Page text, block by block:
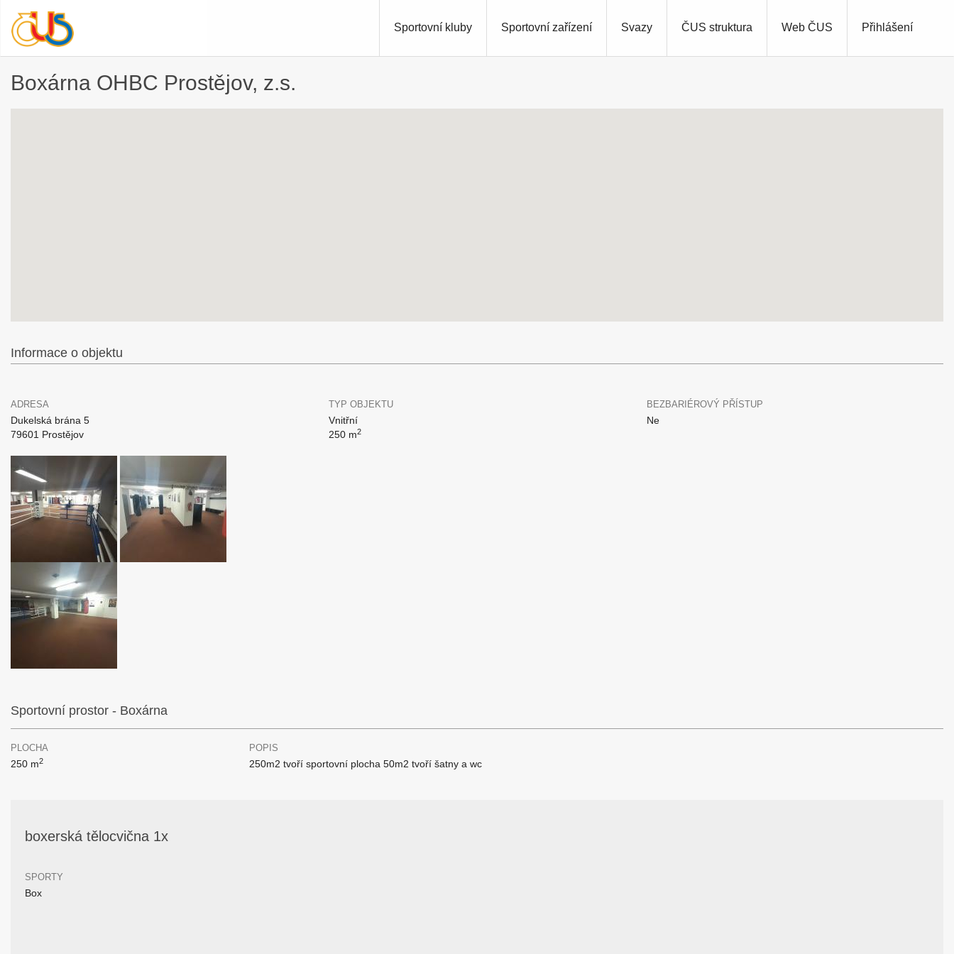
Přihlášení
Sportovní kluby Sportovní zařízení Svazy ČUS struktura Web ČUS
Boxárna OHBC Prostějov, z.s.
Informace o objektu
ADRESA
Dukelská brána 5
79601 Prostějov
TYP OBJEKTU
Vnitřní
250 m2
BEZBARIÉROVÝ PŘÍSTUP
Ne
Sportovní prostor - Boxárna
PLOCHA
250 m2
POPIS
250m2 tvoří sportovní plocha 50m2 tvoří šatny a wc
boxerská tělocvična 1x
SPORTY
Box